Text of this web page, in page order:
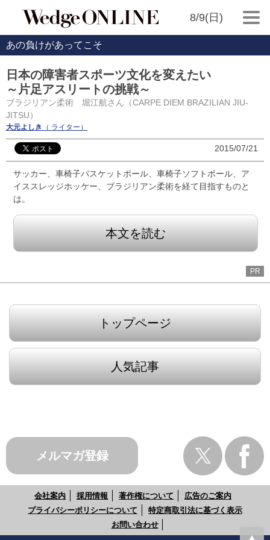
8/9(日)
あの負けがあってこそ
日本の障害者スポーツ文化を変えたい
～片足アスリートの挑戦～
ブラジリアン柔術 堀江航さん（CARPE DIEM BRAZILIAN JIU-
JITSU）
大元よしき （ ライター）
2015/07/21
サッカー、車椅子バスケットボール、車椅子ソフトボール、ア
イススレッジホッケー、ブラジリアン柔術を経て目指すものと
は。
本文を読む
PR
トップページ
人気記事
メルマガ登録
会社案内 採用情報 著作権について
広告のご案内
プライバシーポリシーについて
特定商取引法に基づく表示
お問い合わせ